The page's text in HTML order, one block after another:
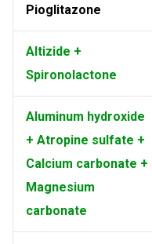
Pioglitazone
Altizide +
Spironolactone
Aluminum hydroxide
+ Atropine sulfate +
Calcium carbonate +
Magnesium
carbonate